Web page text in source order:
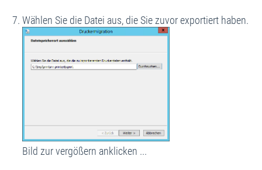
Wählen Sie die Datei aus, die Sie zuvor exportiert haben.
Bild zur vergößern anklicken ...